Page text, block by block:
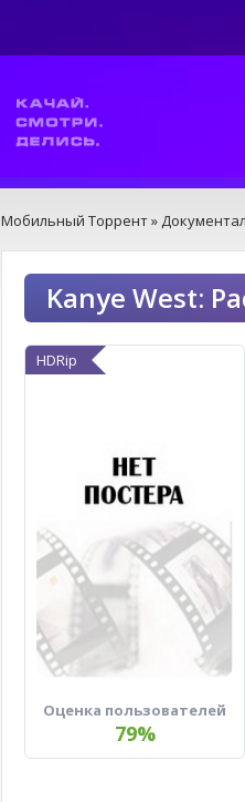
Мобильный Торрент»
Kanye West:
HDRip
Оценка пользователей
79%